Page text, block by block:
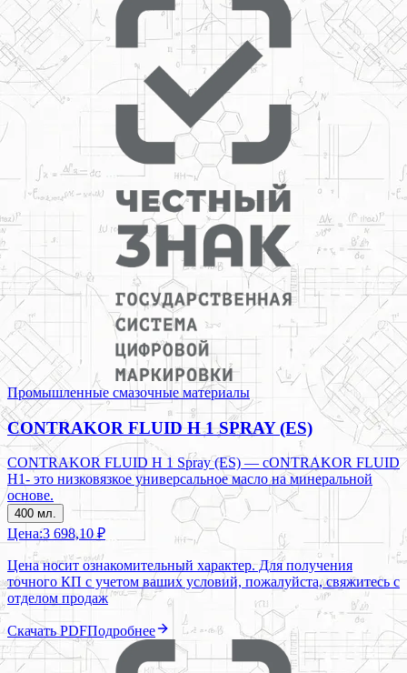
Промышленные смазочные материалы
CONTRAKOR FLUID H 1 SPRAY (ES)
CONTRAKOR FLUID H 1 Spray (ES) — cONTRAKOR FLUID
H1- это низковязкое универсальное масло на минеральной
основе.
400 мл.
Цена:3 698,10 ₽
Цена носит ознакомительный характер. Для получения
точного КП с учетом ваших условий, пожалуйста, свяжитесь с
отделом продаж
Скачать PDFПодробнее